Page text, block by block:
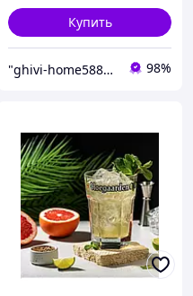
Купить
"ghivi-home588": Товары для дома, проверенные временем! 98%